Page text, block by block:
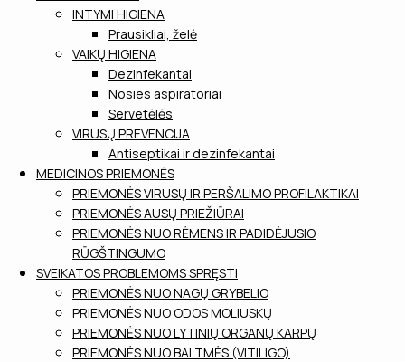
INTYMI HIGIENA
Prausikliai, želė
VAIKŲ HIGIENA
Dezinfekantai
Nosies aspiratoriai
Servetėlės
VIRUSŲ PREVENCIJA
Antiseptikai ir dezinfekantai
MEDICINOS PRIEMONĖS
PRIEMONĖS VIRUSŲ IR PERŠALIMO PROFILAKTIKAI
PRIEMONĖS AUSŲ PRIEŽIŪRAI
PRIEMONĖS NUO RĖMENS IR PADIDĖJUSIO
RŪGŠTINGUMO
SVEIKATOS PROBLEMOMS SPRĘSTI
PRIEMONĖS NUO NAGŲ GRYBELIO
PRIEMONĖS NUO ODOS MOLIUSKŲ
PRIEMONĖS NUO LYTINIŲ ORGANŲ KARPŲ
PRIEMONĖS NUO BALTMĖS (VITILIGO)